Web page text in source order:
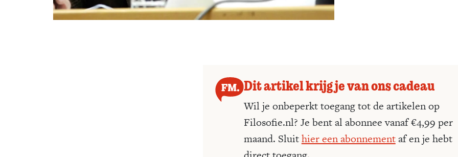
Dit artikel krijg je van ons cadeau
Wil je onbeperkt toegang tot de artikelen op
Filosofie.nl? Je bent al abonnee vanaf €4,99 per
maand. Sluithier een abonnementaf en je hebt